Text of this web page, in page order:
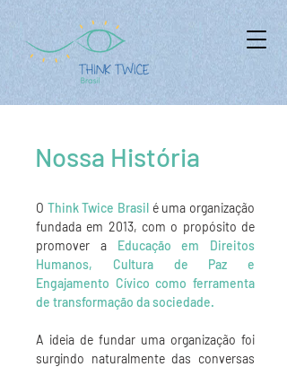
Nossa História
O Think Twice Brasil é uma organização
fundada em 2013, com o propósito de
promover a Educação em Direitos
Humanos, Cultura de Paz e
Engajamento Cívico como ferramenta
de transformação da sociedade.
A ideia de fundar uma organização foi
surgindo naturalmente das conversas